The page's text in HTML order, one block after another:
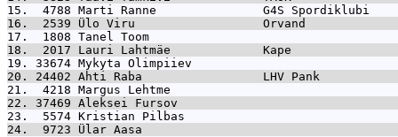
15.  4788 Marti Ranne               G4S Spordiklubi
16.  2539 Ülo Viru                  Orvand
17.  1808 Tanel Toom
18.  2017 Lauri Lahtmäe             Kape
19. 33674 Mykyta Olimpiiev
20. 24402 Ahti Raba                 LHV Pank
21.  4218 Margus Lehtme
22. 37469 Aleksei Fursov
23.  5574 Kristian Pilbas
24.  9723 Ülar Aasa